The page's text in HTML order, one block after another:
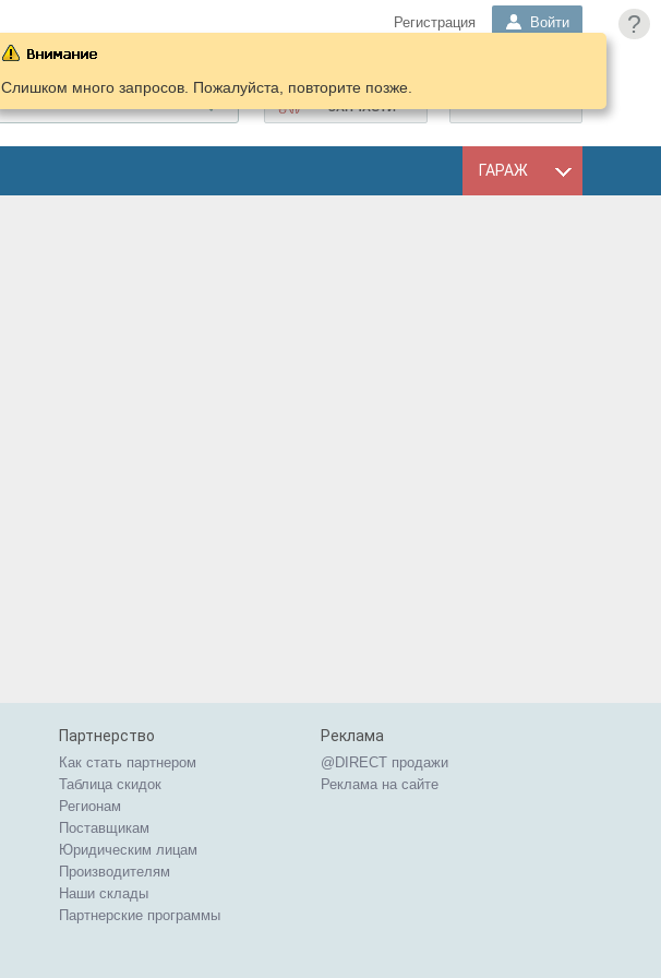
?
Регистрация Войти
ПОДОБРАТЬ
ЗАПЧАСТИ
ГАРАЖ
Слишком много запросов. Пожалуйста, повторите позже.
Партнерство
Как стать партнером
Таблица скидок
Регионам
Поставщикам
Юридическим лицам
Производителям
Наши склады
Партнерские программы
Реклама
@DIRECT продажи
Реклама на сайте